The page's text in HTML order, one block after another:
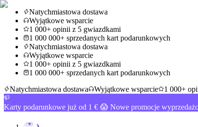
Natychmiastowa dostawa
Wyjątkowe wsparcie
1 000+ opinii z 5 gwiazdkami
1 000 000+ sprzedanych kart podarunkowych
Natychmiastowa dostawa
Wyjątkowe wsparcie
1 000+ opinii z 5 gwiazdkami
1 000 000+ sprzedanych kart podarunkowych
Natychmiastowa dostawa
Wyjątkowe wsparcie 1 000+
Karty podarunkowe już od 1 € 😱 Nowe promocje